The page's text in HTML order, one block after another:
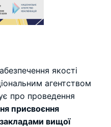
якості
агентством
про проведення
присвоєння
вищої